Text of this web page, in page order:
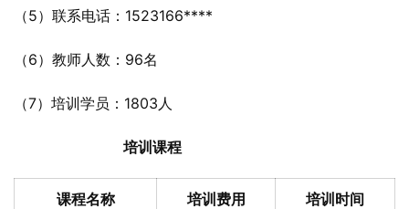
（5）联系电话：1523166****
（6）教师人数：96名
（7）培训学员：1803人
培训课程
课程名称 培训费用 培训时间